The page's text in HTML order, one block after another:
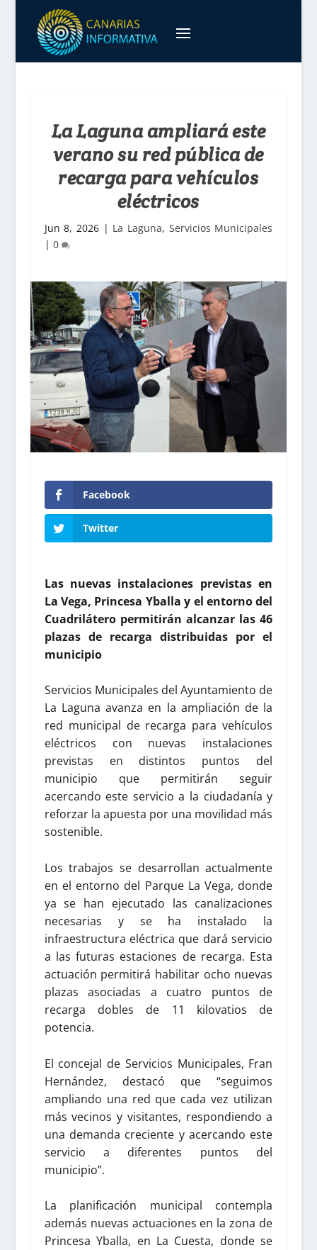
La Laguna ampliará este
verano su red pública de
recarga para vehículos
eléctricos
Jun 8, 2026| La Laguna, Servicios Municipales
| 0
Facebook
Twitter
Las nuevas instalaciones previstas en
La Vega, Princesa Yballa y el entorno del
Cuadrilátero permitirán alcanzar las 46
plazas de recarga distribuidas por el
municipio
Servicios Municipales del Ayuntamiento de
La Laguna avanza en la ampliación de la
red municipal de recarga para vehículos
eléctricos con nuevas instalaciones
previstas en distintos puntos del
municipio que permitirán seguir
acercando este servicio a la ciudadanía y
reforzar la apuesta por una movilidad más
sostenible.
Los trabajos se desarrollan actualmente
en el entorno del Parque La Vega, donde
ya se han ejecutado las canalizaciones
necesarias y se ha instalado la
infraestructura eléctrica que dará servicio
a las futuras estaciones de recarga. Esta
actuación permitirá habilitar ocho nuevas
plazas asociadas a cuatro puntos de
recarga dobles de 11 kilovatios de
potencia.
El concejal de Servicios Municipales, Fran
Hernández, destacó que “seguimos
ampliando una red que cada vez utilizan
más vecinos y visitantes, respondiendo a
una demanda creciente y acercando este
servicio a diferentes puntos del
municipio”.
La planificación municipal contempla
además nuevas actuaciones en la zona de
Princesa Yballa, en La Cuesta, donde se